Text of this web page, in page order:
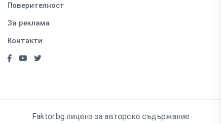
Поверителност
За реклама
Контакти
Faktor.bg лиценз за авторско съдържание